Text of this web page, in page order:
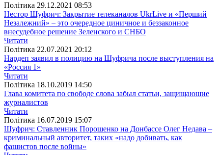
Полiтика 29.12.2021 08:53
Нестор Шуфрич: Закрытие телеканалов UkrLive и «Перший
Незалежний» – это очередное циничное и беззаконное
внесудебное решение Зеленского и СНБО
Читати
Полiтика 22.07.2021 20:12
Нардеп заявил в полицию на Шуфрича после выступления на
«Россия 1»
Читати
Полiтика 18.10.2019 14:50
Глава комитета по свободе слова забыл статьи, защищающие
журналистов
Читати
Полiтика 16.07.2019 15:07
Шуфрич: Ставленник Порошенко на Донбассе Олег Недава –
криминальный авторитет, таких «надо добивать, как
фашистов после войны»